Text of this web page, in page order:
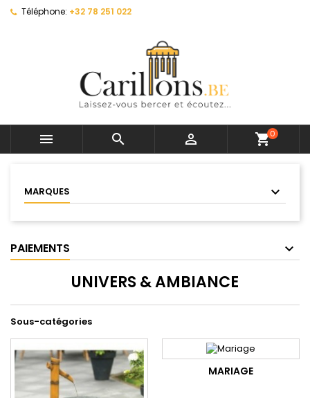
Téléphone: +32 78 251 022
   shopping_cart0
MARQUES
PAIEMENTS
UNIVERS & AMBIANCE
Sous-catégories
MARIAGE